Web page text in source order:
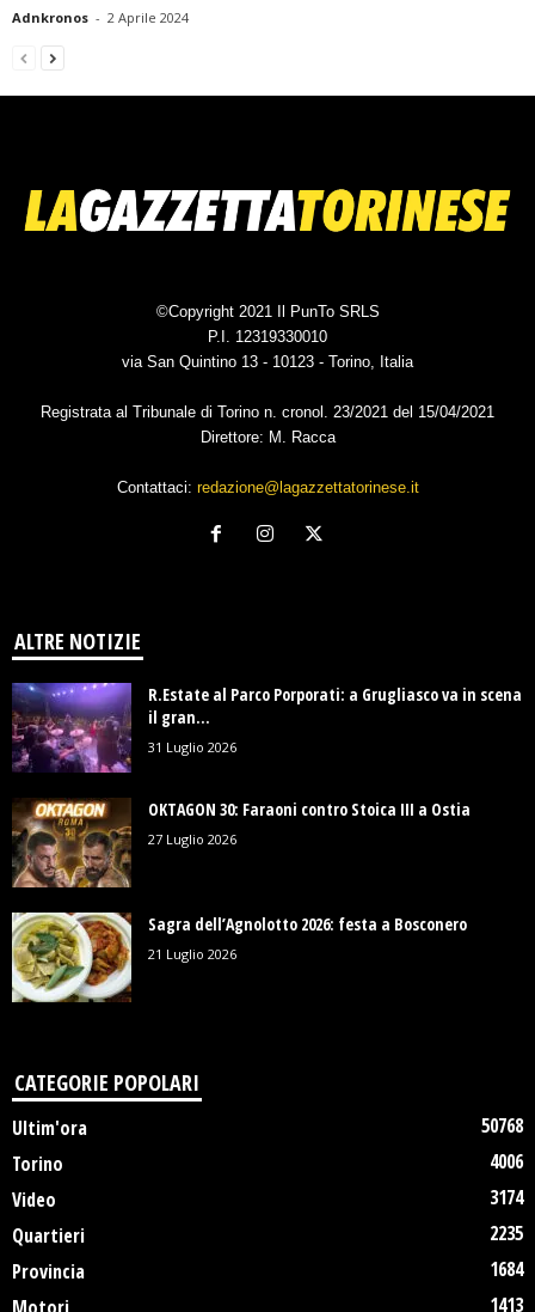
Adnkronos - 2 Aprile 2024
©Copyright 2021 Il PunTo SRLS
P.I. 12319330010
via San Quintino 13 - 10123 - Torino, Italia
Registrata al Tribunale di Torino n. cronol. 23/2021 del 15/04/2021
Direttore: M. Racca
Contattaci: redazione@lagazzettatorinese.it
ALTRE NOTIZIE
R.Estate al Parco Porporati: a Grugliasco va in scena
il gran...
31 Luglio 2026
OKTAGON 30: Faraoni contro Stoica III a Ostia
27 Luglio 2026
Sagra dell’Agnolotto 2026: festa a Bosconero
21 Luglio 2026
CATEGORIE POPOLARI
Ultim'ora
50768
Torino
4006
Video
3174
Quartieri
2235
Provincia
1684
1413